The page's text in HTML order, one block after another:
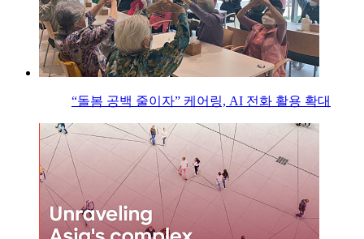
“돌봄 공백 줄이자” 케어링, AI 전화 활용 확대